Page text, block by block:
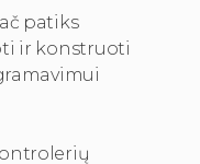
patiks
ir konstruoti